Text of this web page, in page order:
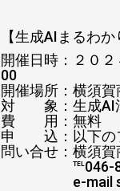
【生成AIまるわ
開催日時：２０
00
開催場所：横須
対 象：生成AI
費 用：無料
申 込：以下のフ
問い合せ：横須
℡046-823-
e-mail